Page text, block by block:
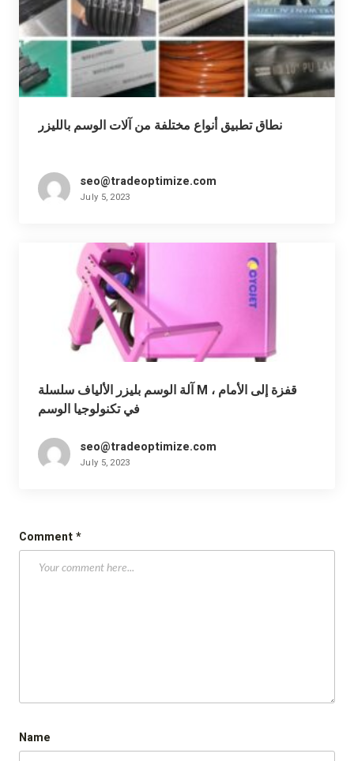
نطاق تطبيق أنواع مختلفة من آلات الوسم بالليزر
seo@tradeoptimize.com
July 5, 2023
آلة الوسم بليزر الألياف سلسلة M ، قفزة إلى الأمام
في تكنولوجيا الوسم
seo@tradeoptimize.com
July 5, 2023
Comment*
Name